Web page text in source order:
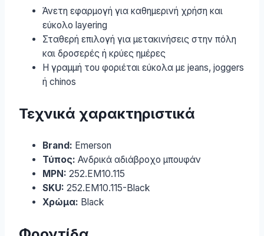
Άνετη εφαρμογή για καθημερινή χρήση και
εύκολο layering
Σταθερή επιλογή για μετακινήσεις στην πόλη
και δροσερές ή κρύες ημέρες
Η γραμμή του φοριέται εύκολα με jeans, joggers
ή chinos
Τεχνικά χαρακτηριστικά
Brand: Emerson
Τύπος: Ανδρικά αδιάβροχο μπουφάν
MPN: 252.EM10.115
SKU: 252.EM10.115-Black
Χρώμα: Black